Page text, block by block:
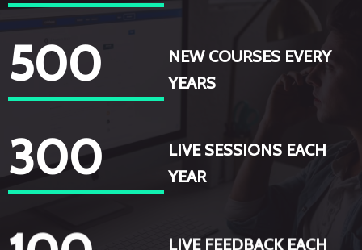
500
NEW COURSES EVERY
YEARS
300
LIVE SESSIONS EACH
YEAR
LIVE FEEDBACK EACH